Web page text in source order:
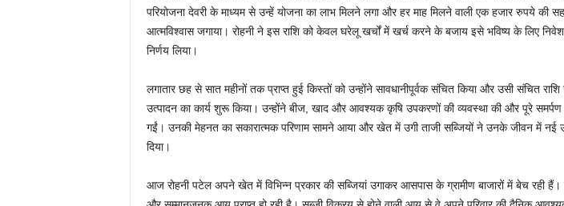
परियोजना देवरी के माध्यम से उन्हें योजना का लाभ मिलने लगा और हर माह मिलने वाली एक हजार रुपये की
आत्मविश्वास जगाया। रोहनी ने इस राशि को केवल घरेलू खर्चों में खर्च करने के बजाय इसे भविष्य के लिए
निर्णय लिया।
लगातार छह से सात महीनों तक प्राप्त हुई किस्तों को उन्होंने सावधानीपूर्वक संचित किया और उसी संचित
उत्पादन का कार्य शुरू किया। उन्होंने बीज, खाद और आवश्यक कृषि उपकरणों की व्यवस्था की और पूरे
गईं। उनकी मेहनत का सकारात्मक परिणाम सामने आया और खेत में उगी ताजी सब्जियों ने उनके जीवन में नई
दिया।
आज रोहनी पटेल अपने खेत में विभिन्न प्रकार की सब्जियां उगाकर आसपास के ग्रामीण बाजारों में बेच रही हैं।